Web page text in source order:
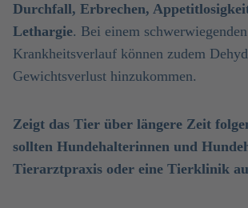
Durchfall, Erbrechen,
Lethargie. Bei einem schwerwiegenden
Krankheitsverlauf können zudem
Gewichtsverlust hinzukommen.
Zeigt das Tier über längere Zeit
sollten Hundehalterinnen und
Tierarztpraxis oder eine Tierklinik